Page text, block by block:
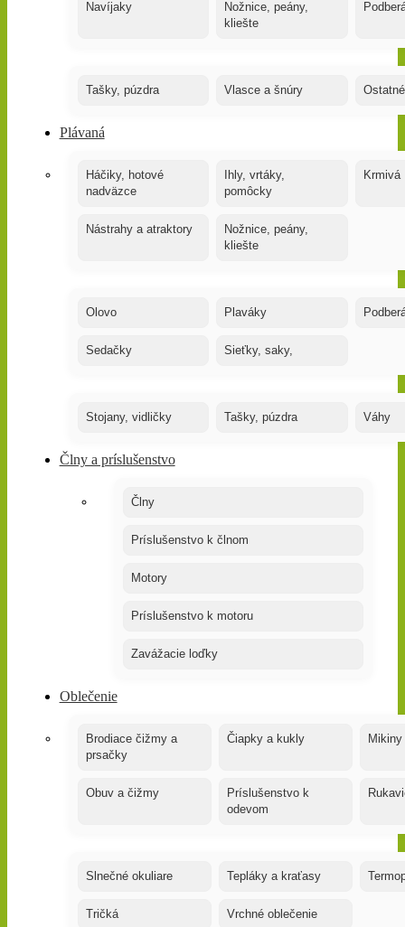
Navíjaky
Nožnice, peány,
kliešte
Tašky, púzdra Vlasce a šnúry
Plávaná
Háčiky, hotové
nadväzce
Ihly, vrtáky,
pomôcky
Krmivá
Nástrahy a atraktory
Nožnice, peány,
kliešte
Olovo Plaváky
Sedačky Sieťky, saky,
Stojany, vidličky Tašky, púzdra Váhy
Člny a príslušenstvo
Člny
Príslušenstvo k člnom
Motory
Príslušenstvo k motoru
Zavážacie loďky
Oblečenie
Brodiace čižmy a
prsačky
Čiapky a kukly Mikiny
Obuv a čižmy
Príslušenstvo k
odevom
Slnečné okuliare Tepláky a kraťasy
Tričká Vrchné oblečenie